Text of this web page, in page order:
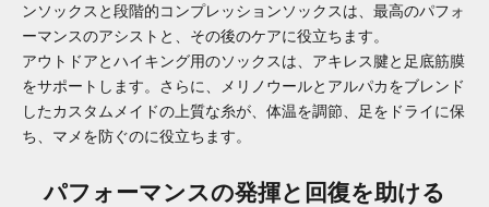
ンソックスと段階的コンプレッションソックスは、最高のパフォ
ーマンスのアシストと、その後のケアに役立ちます。
アウトドアとハイキング用のソックスは、アキレス腱と足底筋膜
をサポートします。さらに、メリノウールとアルパカをブレンド
したカスタムメイドの上質な糸が、体温を調節、足をドライに保
ち、マメを防ぐのに役立ちます。
パフォーマンスの発揮と回復を助ける